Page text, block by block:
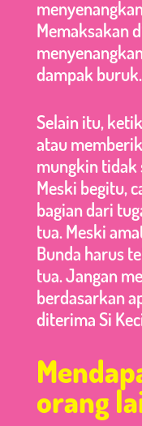
Memaksakan
dampak buruk.
Selain itu,
atau
mungkin tidak
Meski begitu,
bagian dari
tua. Meski
Bunda harus
tua. Jangan
berdasarkan
diterima Si
orang